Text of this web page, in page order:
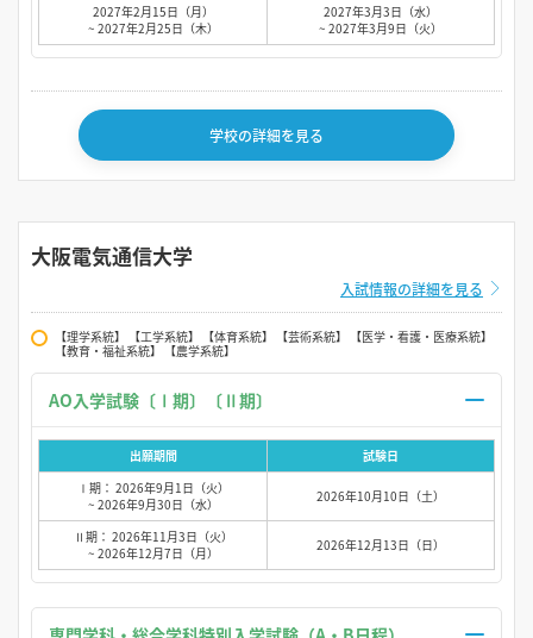
2027年2月15日（月）
~ 2027年2月25日（木）
2027年3月3日（水）
~ 2027年3月9日（火）
学校の詳細を見る
大阪電気通信大学
入試情報の詳細を見る
【理学系統】 【工学系統】 【体育系統】 【芸術系統】 【医学・看護・医療系統】
【教育・福祉系統】 【農学系統】
出願期間
試験日
Ⅰ期： 2026年9月1日（火）
~ 2026年9月30日（水）
2026年10月10日（土）
Ⅱ期： 2026年11月3日（火）
~ 2026年12月7日（月）
2026年12月13日（日）